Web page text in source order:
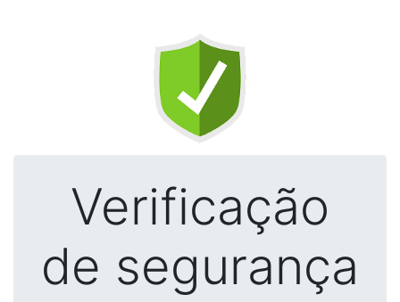
Verificação
de segurança